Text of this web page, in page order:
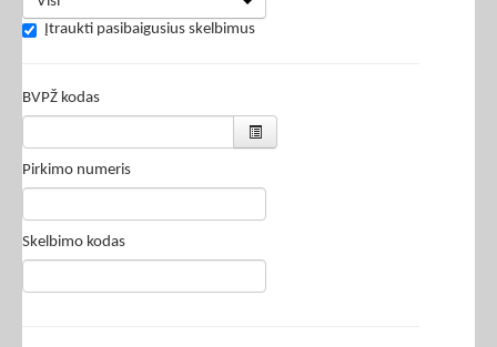
Įtraukti pasibaigusius skelbimus
BVPŽ kodas
Pirkimo numeris
Skelbimo kodas